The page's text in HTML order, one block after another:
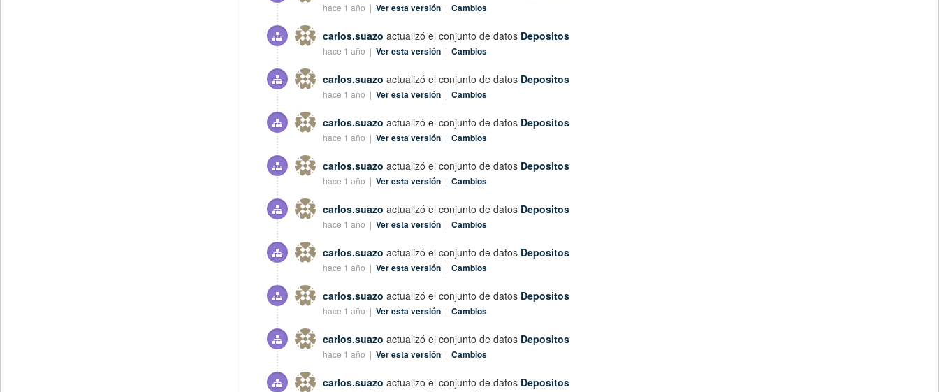
hace 1 año | Ver esta versión | Cambios
carlos.suazo actualizó el conjunto de datos Depositos
hace 1 año | Ver esta versión | Cambios
carlos.suazo actualizó el conjunto de datos Depositos
hace 1 año | Ver esta versión | Cambios
carlos.suazo actualizó el conjunto de datos Depositos
hace 1 año | Ver esta versión | Cambios
carlos.suazo actualizó el conjunto de datos Depositos
hace 1 año | Ver esta versión | Cambios
carlos.suazo actualizó el conjunto de datos Depositos
hace 1 año | Ver esta versión | Cambios
carlos.suazo actualizó el conjunto de datos Depositos
hace 1 año | Ver esta versión | Cambios
carlos.suazo actualizó el conjunto de datos Depositos
hace 1 año | Ver esta versión | Cambios
carlos.suazo actualizó el conjunto de datos Depositos
hace 1 año | Ver esta versión | Cambios
carlos.suazo actualizó el conjunto de datos Depositos